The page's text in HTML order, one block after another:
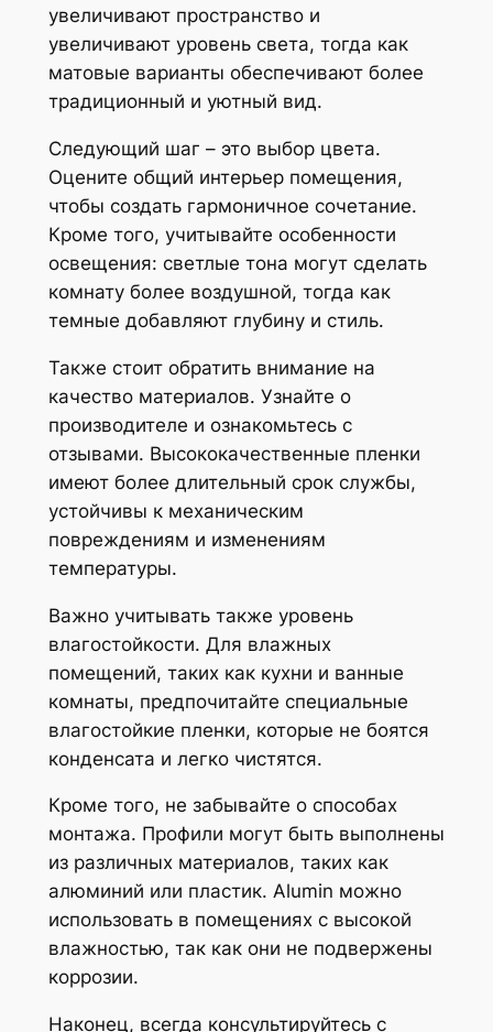
увеличивают пространство и
увеличивают уровень света, тогда как
матовые варианты обеспечивают более
традиционный и уютный вид.
Следующий шаг – это выбор цвета.
Оцените общий интерьер помещения,
чтобы создать гармоничное сочетание.
Кроме того, учитывайте особенности
освещения: светлые тона могут сделать
комнату более воздушной, тогда как
темные добавляют глубину и стиль.
Также стоит обратить внимание на
качество материалов. Узнайте о
производителе и ознакомьтесь с
отзывами. Высококачественные пленки
имеют более длительный срок службы,
устойчивы к механическим
повреждениям и изменениям
температуры.
Важно учитывать также уровень
влагостойкости. Для влажных
помещений, таких как кухни и ванные
комнаты, предпочитайте специальные
влагостойкие пленки, которые не боятся
конденсата и легко чистятся.
Кроме того, не забывайте о способах
монтажа. Профили могут быть выполнены
из различных материалов, таких как
алюминий или пластик. Alumin можно
использовать в помещениях с высокой
влажностью, так как они не подвержены
коррозии.
Наконец, всегда консультируйтесь с